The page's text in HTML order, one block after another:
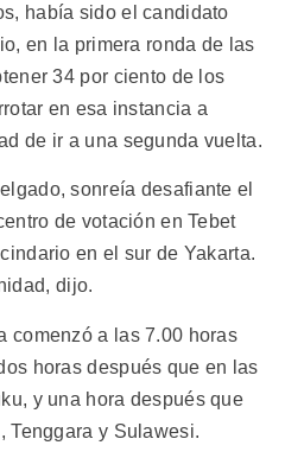
había sido el candidato
en la primera ronda de las
34 por ciento de los
en esa instancia a
de ir a una segunda vuelta.
sonreía desafiante el
de votación en Tebet
en el sur de Yakarta.
dijo.
comenzó a las 7.00 horas
horas después que en las
y una hora después que
Tenggara y Sulawesi.